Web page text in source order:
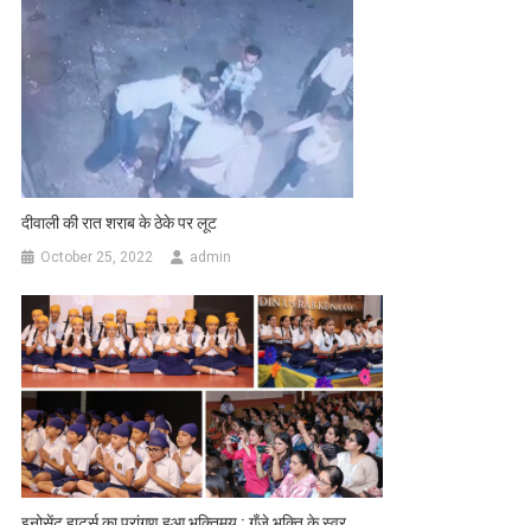
दीवाली की रात शराब के ठेके पर लूट
October 25, 2022 admin